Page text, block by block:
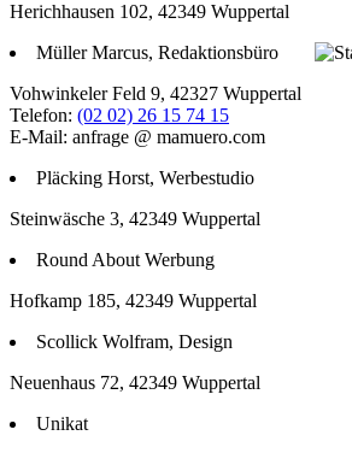
Herichhausen 102, 42349 Wuppertal
Müller Marcus, Redaktionsbüro
Vohwinkeler Feld 9, 42327 Wuppertal
Telefon: (02 02) 26 15 74 15
E-Mail: anfrage @ mamuero.com
Pläcking Horst, Werbestudio
Steinwäsche 3, 42349 Wuppertal
Round About Werbung
Hofkamp 185, 42349 Wuppertal
Scollick Wolfram, Design
Neuenhaus 72, 42349 Wuppertal
Unikat